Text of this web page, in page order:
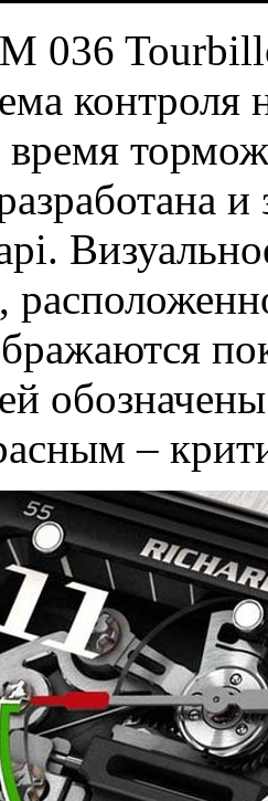
036
время
–